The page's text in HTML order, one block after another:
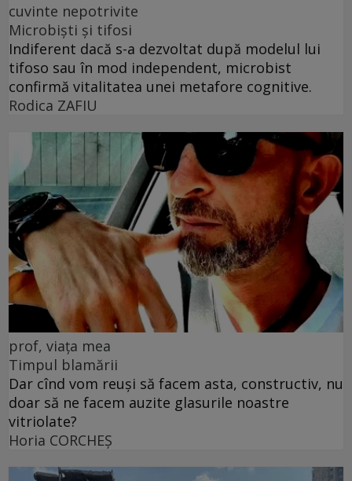
cuvinte nepotrivite
Microbiști și tifosi
Indiferent dacă s-a dezvoltat după modelul lui
tifoso sau în mod independent, microbist
confirmă vitalitatea unei metafore cognitive.
Rodica ZAFIU
prof, viața mea
Timpul blamării
Dar cînd vom reuși să facem asta, constructiv, nu
doar să ne facem auzite glasurile noastre
vitriolate?
Horia CORCHEŞ